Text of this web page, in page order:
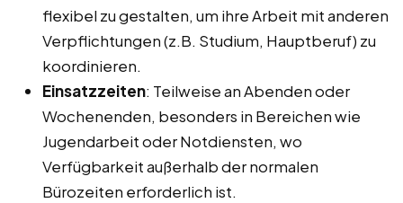
flexibel zu gestalten, um ihre Arbeit mit anderen
Verpflichtungen (z.B. Studium, Hauptberuf) zu
koordinieren.
Einsatzzeiten: Teilweise an Abenden oder
Wochenenden, besonders in Bereichen wie
Jugendarbeit oder Notdiensten, wo
Verfügbarkeit außerhalb der normalen
Bürozeiten erforderlich ist.